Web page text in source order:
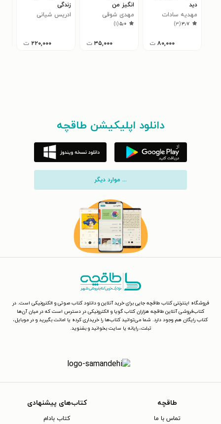
دید
مهدیه سادات
حسینی
۳٫۷(۳)
۸۰,۰۰۰ ت
انگیز من
مهدی شوقی
۵٫۰(۱)
۳۵,۰۰۰ ت
زندگی
ادریس شیانی
۲۲۰,۰۰۰ ت
دانلود اپلیکیشن طاقچه
... موارد دیگر
فروشگاه اینترنتی کتاب طاقچه جایی برای خرید آنلاین و دانلود کتاب صوتی و الکترونیکی است. در
کتاب‌فروشی آنلاین طاقچه هزاران کتاب گویا و الکترونیکی در دسترس است که در میان آن‌ها
کتاب رایگان هم وجود دارد. شما می‌توانید کتاب‌ها را خریداری کرده یا امانت بگیرید و در موبایل،
تبلت، رایانه یا سایت بخوانید و بشنوید.
طاقچه
تماس با ما
کتاب‌های پیشنهادی
کتاب بادام